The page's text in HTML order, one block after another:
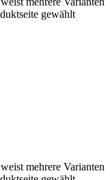
gewählt
mehrere Varianten